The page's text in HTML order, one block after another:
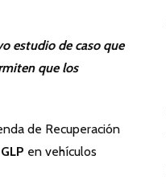
estudio de caso que
que los
de Recuperación
en vehículos